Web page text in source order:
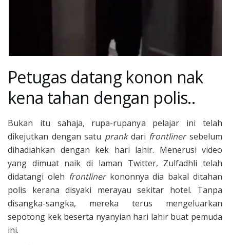
Petugas datang konon nak
kena tahan dengan polis..
Bukan itu sahaja, rupa-rupanya pelajar ini telah
dikejutkan dengan satu prankdari frontlinersebelum
dihadiahkan dengan kek hari lahir. Menerusi video
yang dimuat naik di laman Twitter, Zulfadhli telah
didatangi oleh frontlinerkononnya dia bakal ditahan
polis kerana disyaki merayau sekitar hotel. Tanpa
disangka-sangka, mereka terus mengeluarkan
sepotong kek beserta nyanyian hari lahir buat pemuda
ini.